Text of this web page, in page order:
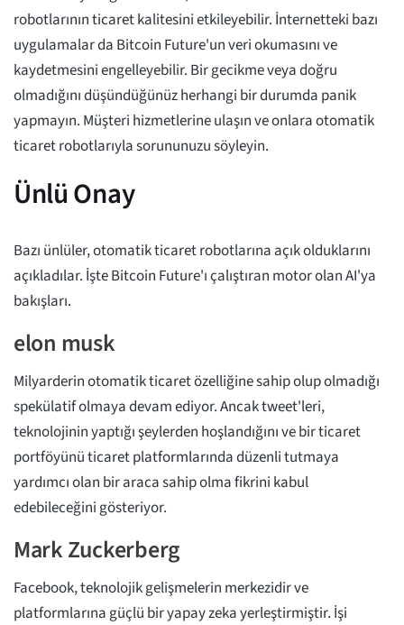
robotlarının ticaret kalitesini etkileyebilir. İnternetteki bazı
uygulamalar da Bitcoin Future'un veri okumasını ve
kaydetmesini engelleyebilir. Bir gecikme veya doğru
olmadığını düşündüğünüz herhangi bir durumda panik
yapmayın. Müşteri hizmetlerine ulaşın ve onlara otomatik
ticaret robotlarıyla sorununuzu söyleyin.
Ünlü Onay
Bazı ünlüler, otomatik ticaret robotlarına açık olduklarını
açıkladılar. İşte Bitcoin Future'ı çalıştıran motor olan AI'ya
bakışları.
elon musk
Milyarderin otomatik ticaret özelliğine sahip olup olmadığı
spekülatif olmaya devam ediyor. Ancak tweet'leri,
teknolojinin yaptığı şeylerden hoşlandığını ve bir ticaret
portföyünü ticaret platformlarında düzenli tutmaya
yardımcı olan bir araca sahip olma fikrini kabul
edebileceğini gösteriyor.
Mark Zuckerberg
Facebook, teknolojik gelişmelerin merkezidir ve
platformlarına güçlü bir yapay zeka yerleştirmiştir. İşi